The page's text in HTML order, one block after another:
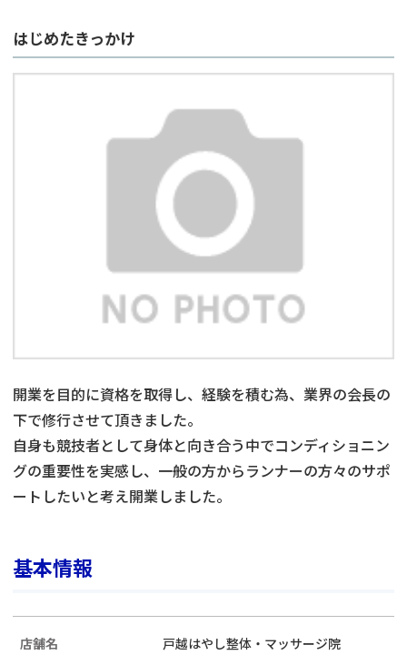
はじめたきっかけ
開業を目的に資格を取得し、経験を積む為、業界の会長の
下で修行させて頂きました。
自身も競技者として身体と向き合う中でコンディショニン
グの重要性を実感し、一般の方からランナーの方々のサポ
ートしたいと考え開業しました。
基本情報
店舗名 戸越はやし整体・マッサージ院